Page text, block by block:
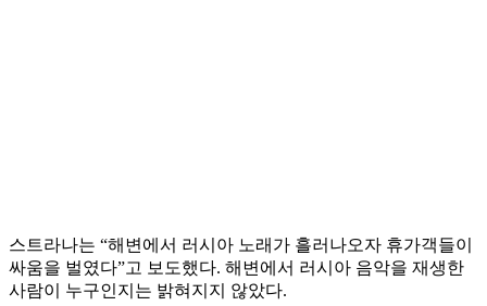
스트라나는 “해변에서 러시아 노래가 흘러나오자 휴가객들이
싸움을 벌였다”고 보도했다. 해변에서 러시아 음악을 재생한
사람이 누구인지는 밝혀지지 않았다.